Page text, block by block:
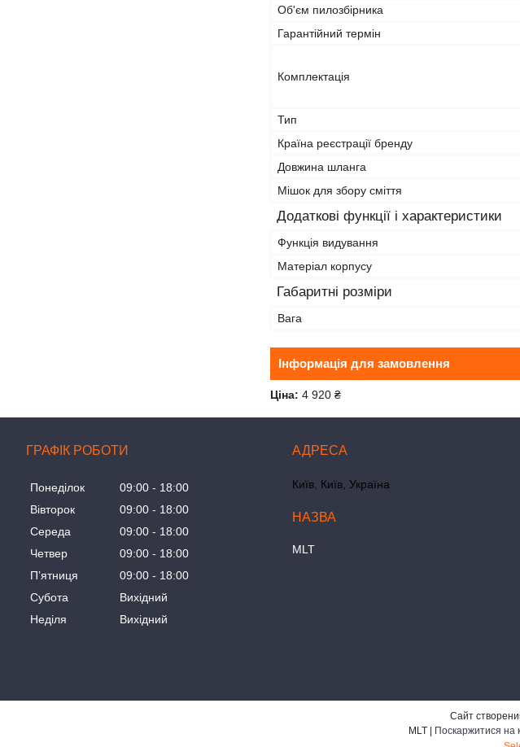
Об'єм пилозбірника
Гарантійний термін
Комплектація
Тип
Країна реєстрації бренду
Довжина шланга
Мішок для збору сміття
Додаткові функції і характеристики
Функція видування
Матеріал корпусу
Габаритні розміри
Вага
Інформація для замовлення
Ціна: 4 920 ₴
ГРАФІК РОБОТИ
Понеділок 09:00
18:00
Вівторок
09:00
18:00
Середа
09:00
18:00
Четвер
09:00
18:00
Пʼятниця
09:00
18:00
Субота
Вихідний
Неділя
Вихідний
Київ, Київ, Україна
MLT
Сайт
Поскаржитися на